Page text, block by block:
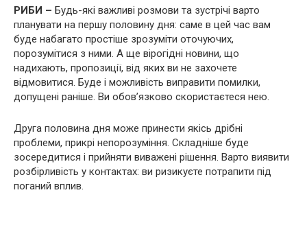
РИБИ – Будь-які важливі розмови та зустрічі варто
планувати на першу половину дня: саме в цей час вам
буде набагато простіше зрозуміти оточуючих,
порозумітися з ними. А ще вірогідні новини, що
надихають, пропозиції, від яких ви не захочете
відмовитися. Буде і можливість виправити помилки,
допущені раніше. Ви обов’язково скористаєтеся нею.
Друга половина дня може принести якісь дрібні
проблеми, прикрі непорозуміння. Складніше буде
зосередитися і прийняти виважені рішення. Варто виявити
розбірливість у контактах: ви ризикуєте потрапити під
поганий вплив.